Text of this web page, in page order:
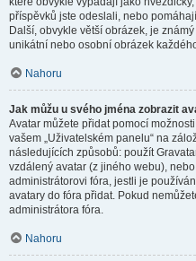
příspěvků jste odeslali, nebo
Další, obvykle větší obrázek, je
unikátní nebo osobní obrázek
Nahoru
Jak můžu u svého jména zobrazit
Avatar můžete přidat pomocí
vašem „Uživatelském panelu“ na
následujících způsobů: použít
vzdálený avatar (z jiného webu),
administrátorovi fóra, jestli je
avatary do fóra přidat. Pokud
administrátora fóra.
Nahoru